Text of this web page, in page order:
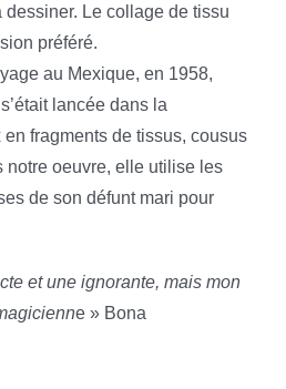
dessiner. Le collage de tissu
préféré.
au Mexique, en 1958,
lancée dans la
fragments de tissus, cousus
notre oeuvre, elle utilise les
de son défunt mari pour
et une ignorante, mais mon
e » Bona